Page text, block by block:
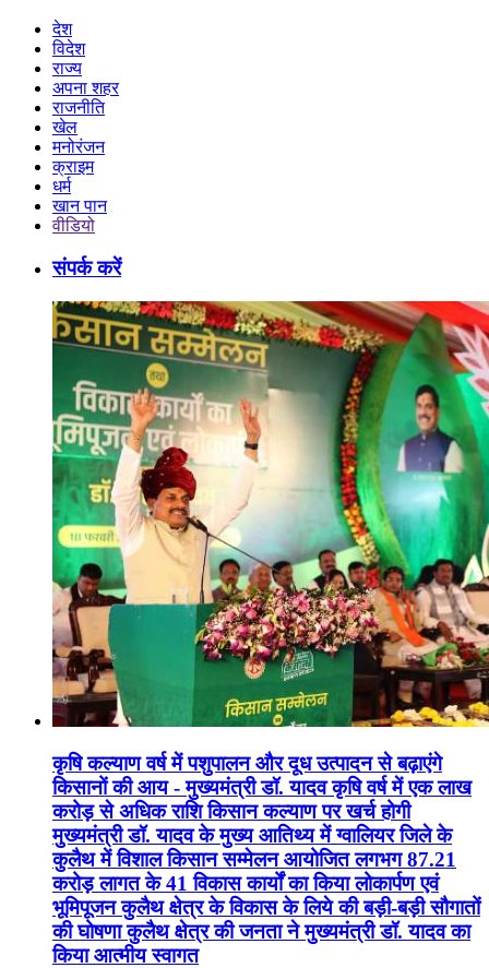
देश
विदेश
राज्य
अपना शहर
राजनीति
खेल
मनोरंजन
क्राइम
धर्म
खान पान
वीडियो
संपर्क करें
कृषि कल्याण वर्ष में पशुपालन और दूध उत्पादन से बढ़ाएंगे
किसानों की आय - मुख्यमंत्री डॉ. यादव कृषि वर्ष में एक लाख
करोड़ से अधिक राशि किसान कल्याण पर खर्च होगी
मुख्यमंत्री डॉ. यादव के मुख्य आतिथ्य में ग्वालियर जिले के
कुलैथ में विशाल किसान सम्मेलन आयोजित लगभग 87.21
करोड़ लागत के 41 विकास कार्यों का किया लोकार्पण एवं
भूमिपूजन कुलैथ क्षेत्र के विकास के लिये की बड़ी-बड़ी सौगातों
की घोषणा कुलैथ क्षेत्र की जनता ने मुख्यमंत्री डॉ. यादव का
किया आत्मीय स्वागत